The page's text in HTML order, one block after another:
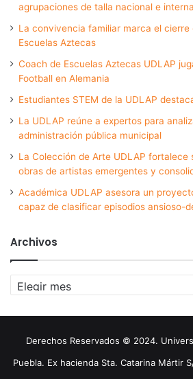
agrupaciones de talla nacional e
La convivencia familiar marca el cierre
Escuelas Aztecas
Coach de Escuelas Aztecas UDLAP
Football en Alemania
Estudiantes STEM de la UDLAP
La UDLAP reúne a expertos para
administración pública municipal
La Colección de Arte UDLAP fortalece
obras de artistas emergentes y
Académica UDLAP asesora un
capaz de clasificar episodios ansioso-
Archivos
Archivos
Derechos Reservados © 2024.
Puebla. Ex hacienda Sta. Catarina Mártir